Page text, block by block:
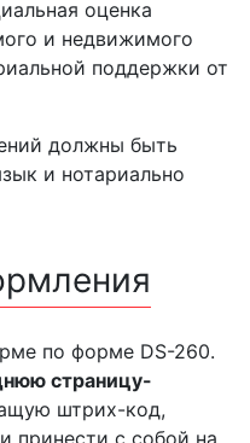
оценка
и недвижимого
поддержки от
должны быть
и нотариально
по форме DS-260.
страницу-
штрих-код,
принести с собой на